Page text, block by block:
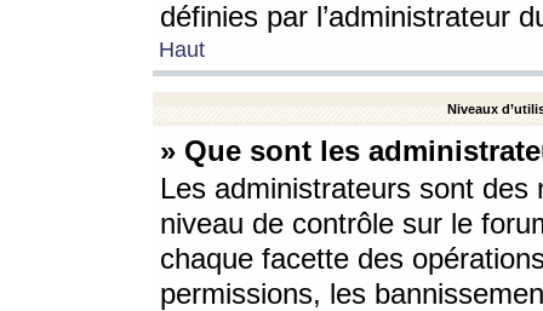
définies par l’administrateur
Haut
Niveaux
» Que sont les
Les administrateurs sont
niveau de contrôle sur le
chaque facette des
permissions, les